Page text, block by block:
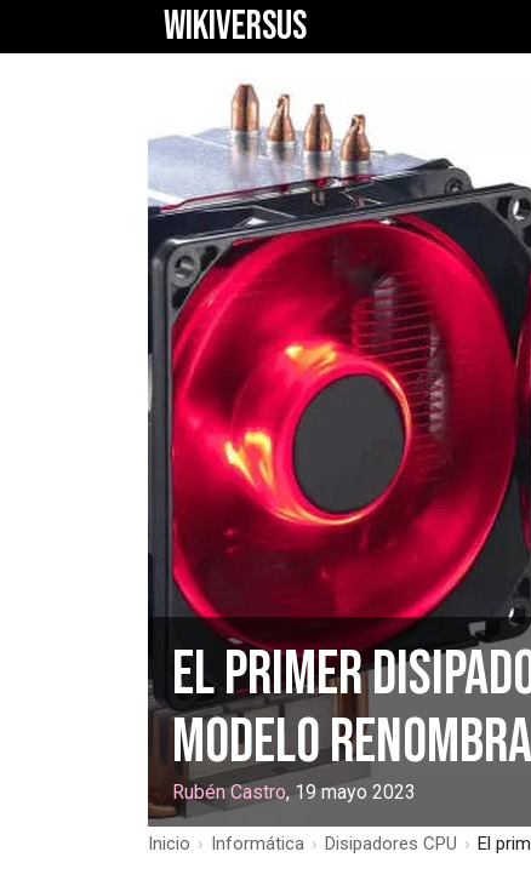
WIKIVERSUS
El primer
modelo
Rubén Castro, 19 mayo 2023
Inicio › Informática › Disipadores CPU › El